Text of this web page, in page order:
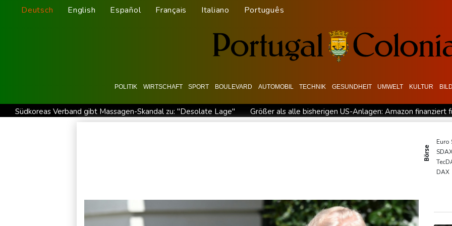
Deutsch English Español Français Italiano Português
POLITIK WIRTSCHAFT SPORT BOULEVARD AUTOMOBIL TECHNIK GESUNDHEIT UMWELT KULTUR
Südkoreas Verband gibt Massagen-Skandal zu: "Desolate Lage"
Größer als alle bisherigen US-Anlagen: Amazon finanziert
Militärverwaltung: Mindestens drei Tote durch russische
Kolumbien: Neuer Präsident kündigt Börse
Euro
DAX